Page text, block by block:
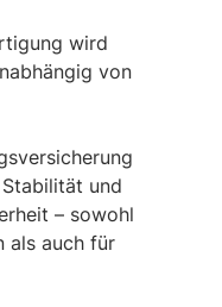
wird
von
und
– sowohl
als auch für